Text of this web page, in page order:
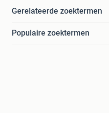
Gerelateerde zoektermen
Populaire zoektermen